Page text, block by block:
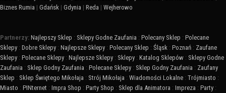
Biznes Rumia | Gdańsk | Gdynia | Reda | Wejherowo
Partnerzy: Najlepszy Sklep : Sklepy Godne Zaufania : Polecany Sklep : Polecane
Sklepy : Dobre Sklepy : Najlepsze Sklepy : Polecany Sklep : Śląsk : Poznań : Zaufane
Sklepy : Polecane Sklepy : Najlepsze Sklepy : Sklepy : Katalog Sklepów : Sklepy Godne
Zaufania : Sklep Godny Zaufania : Polecane Sklepy : Sklep Godny Zaufania : Zaufany
Sklep : Sklep Świętego Mikołaja : Strój Mikołaja : Wiadomości Lokalne : Trójmiasto :
Miasto : PINternet : Impra Shop : Party Shop : Sklep dla Animatora : Impreza : Party :